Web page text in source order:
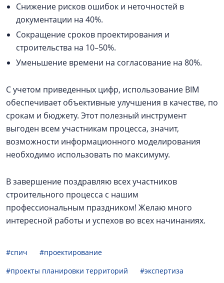
Снижение рисков ошибок и неточностей в
документации на 40%.
Сокращение сроков проектирования и
строительства на 10–50%.
Уменьшение времени на согласование на 80%.
С учетом приведенных цифр, использование BIM
обеспечивает объективные улучшения в качестве, по
срокам и бюджету. Этот полезный инструмент
выгоден всем участникам процесса, значит,
возможности информационного моделирования
необходимо использовать по максимуму.
В завершение поздравляю всех участников
строительного процесса с нашим
профессиональным праздником! Желаю много
интересной работы и успехов во всех начинаниях.
#спич
#проектирование
#проекты планировки территорий
#экспертиза